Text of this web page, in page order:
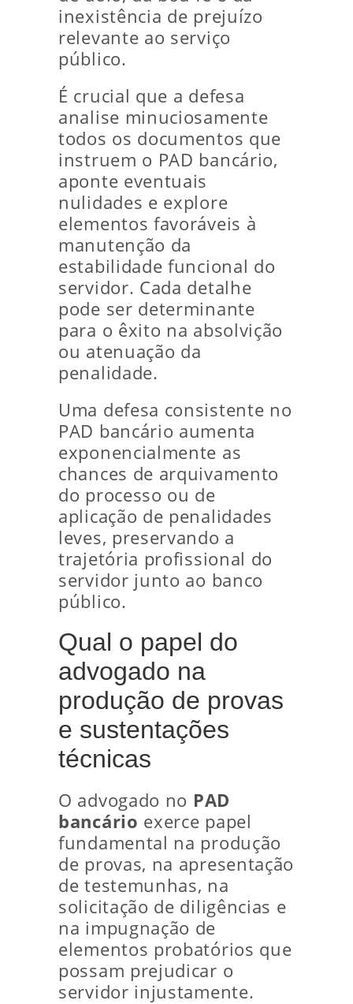
inexistência de prejuízo
relevante ao serviço
público.
É crucial que a defesa
analise minuciosamente
todos os documentos que
instruem o PAD bancário,
aponte eventuais
nulidades e explore
elementos favoráveis à
manutenção da
estabilidade funcional do
servidor. Cada detalhe
pode ser determinante
para o êxito na absolvição
ou atenuação da
penalidade.
Uma defesa consistente no
PAD bancário aumenta
exponencialmente as
chances de arquivamento
do processo ou de
aplicação de penalidades
leves, preservando a
trajetória profissional do
servidor junto ao banco
público.
Qual o papel do
advogado na
produção de provas
e sustentações
técnicas
O advogado no PAD
bancário exerce papel
fundamental na produção
de provas, na apresentação
de testemunhas, na
solicitação de diligências e
na impugnação de
elementos probatórios que
possam prejudicar o
servidor injustamente.